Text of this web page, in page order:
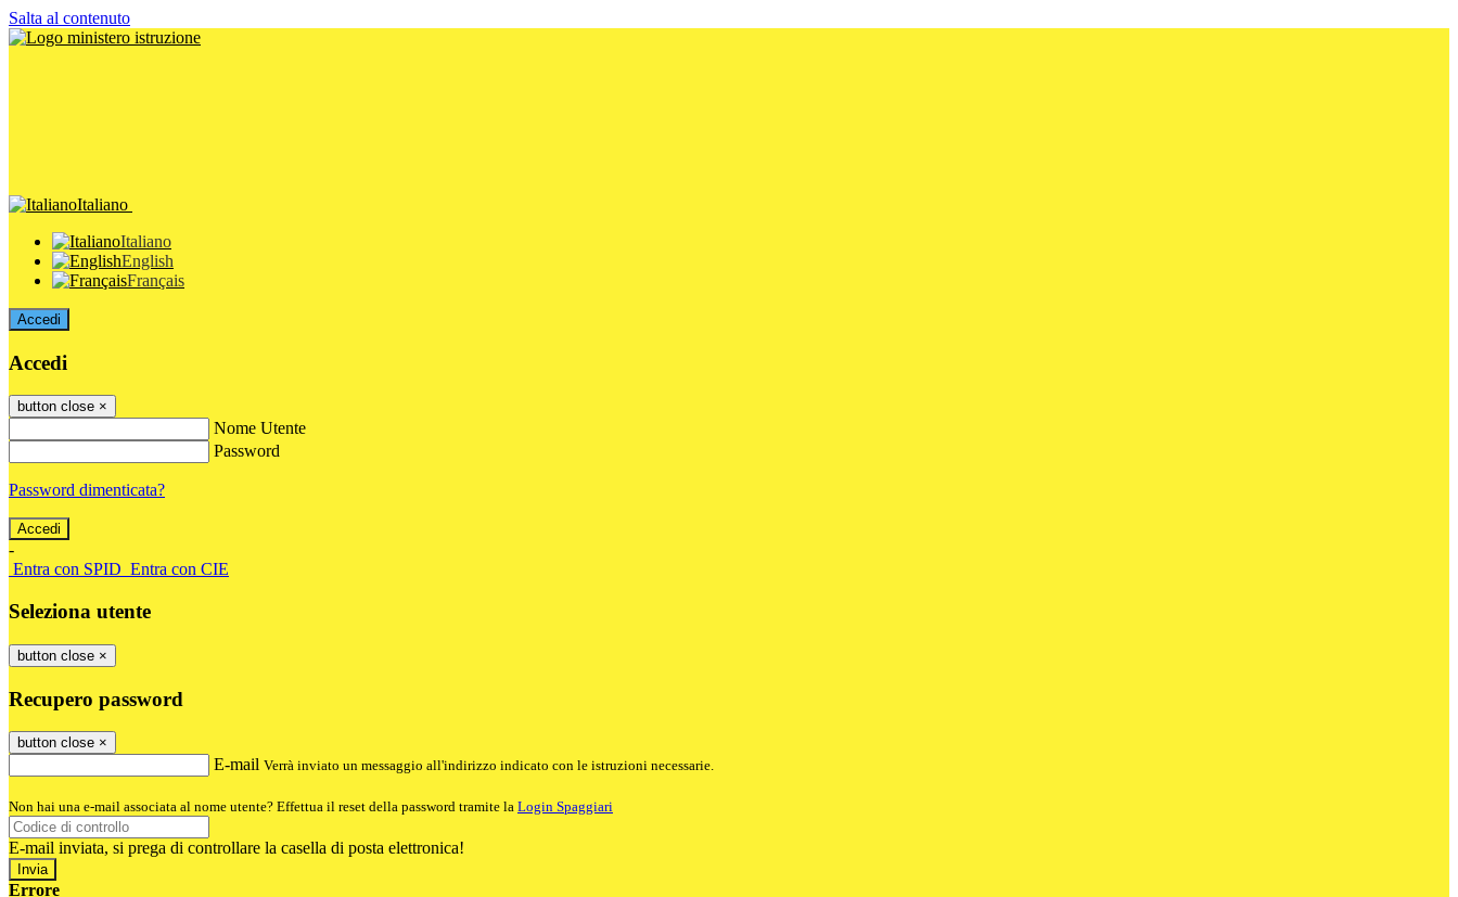
Salta al contenuto
Italiano
Italiano
English
Français
Accedi
Accedi
button close ×
Nome Utente
Password
Password dimenticata?
-
Entra con SPID Entra con CIE
Seleziona utente
button close ×
Recupero password
button close ×
E-mail Verrà inviato un messaggio all'indirizzo indicato con le istruzioni necessarie.
Non hai una e-mail associata al nome utente? Effettua il reset della password tramite la Login Spaggiari
E-mail inviata, si prega di controllare la casella di posta elettronica!
Errore